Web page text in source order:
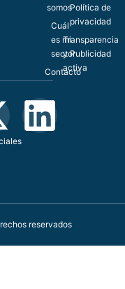
somos
Cuál
es mi
sector
Contacto
Política de
privacidad
Transparencia
y Publicidad
activa
reservados